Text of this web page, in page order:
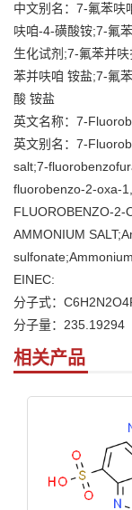
中文别名：7-氟苯呋
呋咱-4-磺酸铵;7-氟
生化试剂;7-氟苯并
苯并呋咱 铵盐;7-氟
酸 铵盐
英文名称：7-
英文别名：7-
salt;7-
fluorobenzo-2-oxa-
FLUOROBENZO-2-
AMMONIUM
EINEC:
分子式：
分子量：235.19294
相关产品